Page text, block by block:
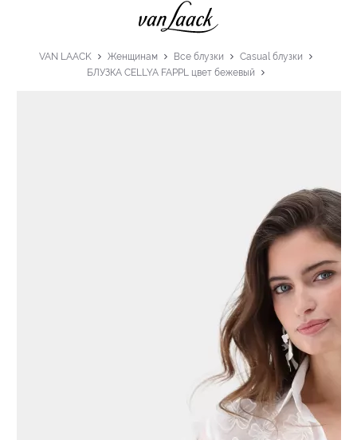
VAN LAACK Женщинам Все блузки
Casual блузки
БЛУЗКА CELLYA FAPPL цвет бежевый